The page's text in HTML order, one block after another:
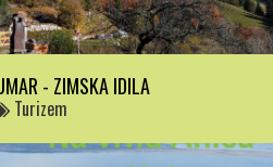
- ZIMSKA IDILA
Turizem